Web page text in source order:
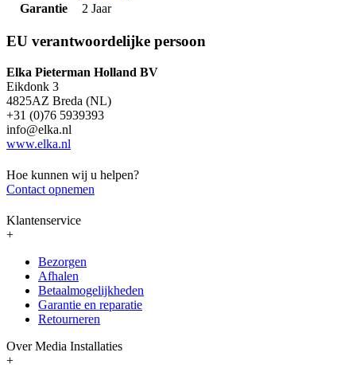
Garantie
2 Jaar
EU verantwoordelijke persoon
Elka Pieterman Holland BV
Eikdonk 3
4825AZ Breda (NL)
+31 (0)76 5939393
info@elka.nl
www.elka.nl
Hoe kunnen wij u helpen?
Contact opnemen
Klantenservice
+
Bezorgen
Afhalen
Betaalmogelijkheden
Garantie en reparatie
Retourneren
Over Media Installaties
+